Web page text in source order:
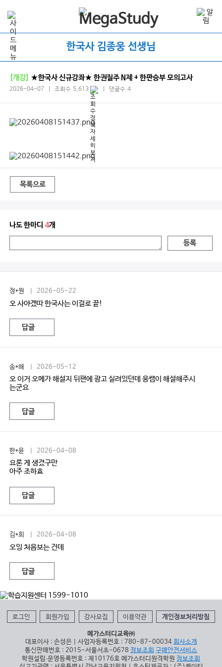
한국사 김종웅 선생님
[개강] ★한국사 신규강좌★ 한권질주 N제 + 한판승부 모의고사
2026-04-07 | 조회수 5,613 | 댓글수 4
목록으로
나도 한마디 4개
등록
정*원 | 2026-05-22
오 사야겠따 한국사는 이걸로 끝!
답글
송*해 | 2026-05-12
오 이거 오메가 해설지 뒤편에 광고 실려있던데 웅쌤이 해설해주시
는군요
답글
한*윤 | 2026-04-08
요론 게 생겼구만
아주 조하효
답글
김*희 | 2026-04-08
오잉 처음보는 건데
답글
로그인 회원가입 강사모집 이용약관 개인정보처리방침
메가스터디교육㈜
대표이사 : 손성은 | 사업자등록번호 : 780-87-00034 회사소개
통신판매번호 : 2015-서울서초-0678 정보조회 구매안전서비스
학원설립∙운영등록번호 : 제10176호 메가스터디원격학원 정보조회